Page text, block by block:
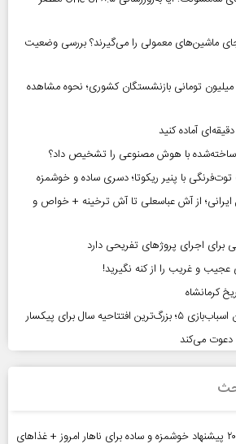
ماشین‌های معمولی را می‌گیرند؟ بررسی وضعیت
استعلام وام ضروری ۷۵ میلیون تومانی بازنشستگان کشوری؛ نحوه مشاهده
ساخته‌شده با هوش مصنوعی را تشخیص داد؟
با پنیر ریکوتا؛ دسری ساده و خوشمزه
از آش عباسعلی تا آش ترخینه + خواص و
برای اجرای پروژهای تفریحی دارد
عجیب و غریب را از کنه نگیرید!
کرمانشاه
سال برای پیکسار
دعوت می‌کند
ناهار چی درست کنم؟ | ۲۰ پیشنهاد خوشمزه و ساده برای ناهار امروز + غذاهای